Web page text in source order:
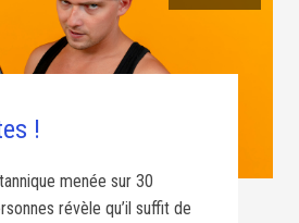
!
menée sur 30
révèle qu’il suffit de